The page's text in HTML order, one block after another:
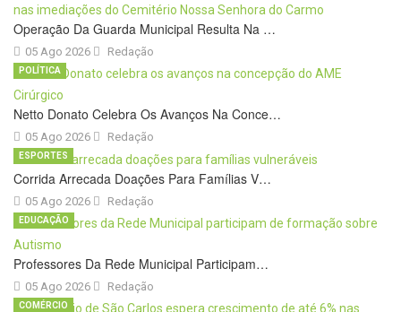
Operação Da Guarda Municipal Resulta Na …
05 Ago 2026 Redação
Netto Donato Celebra Os Avanços Na Conce…
05 Ago 2026
POLÍTICA
Redação
Corrida Arrecada Doações Para Famílias V…
05 Ago 2026
ESPORTES
Redação
Professores Da Rede Municipal Participam…
05 Ago 2026
EDUCAÇÃO
Redação
COMÉRCIO